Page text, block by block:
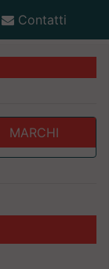
Contatti
MARCHI